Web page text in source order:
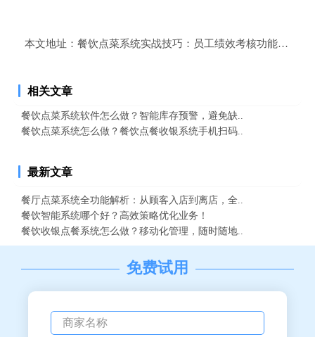
本文地址： 餐饮点菜系统实战技巧：员工绩效考核功能提升团
相关文章
餐饮点菜系统软件怎么做？智能库存预警，避免缺..
餐饮点菜系统怎么做？餐饮点餐收银系统手机扫码..
最新文章
餐厅点菜系统全功能解析：从顾客入店到离店，全..
餐饮智能系统哪个好？高效策略优化业务！
餐饮收银点餐系统怎么做？移动化管理，随时随地..
免费试用